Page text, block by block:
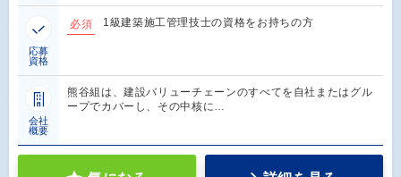
応募
資格
必須 1級建築施工管理技士の資格をお持ちの方
会社
概要
熊谷組は、建設バリューチェーンのすべてを自社またはグル
ープでカバーし、その中核に…